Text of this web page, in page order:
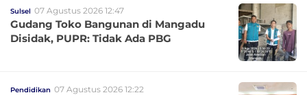
Sulsel 07 Agustus 2026 12:47
Gudang Toko Bangunan di Mangadu
Disidak, PUPR: Tidak Ada PBG
Pendidikan 07 Agustus 2026 12:22